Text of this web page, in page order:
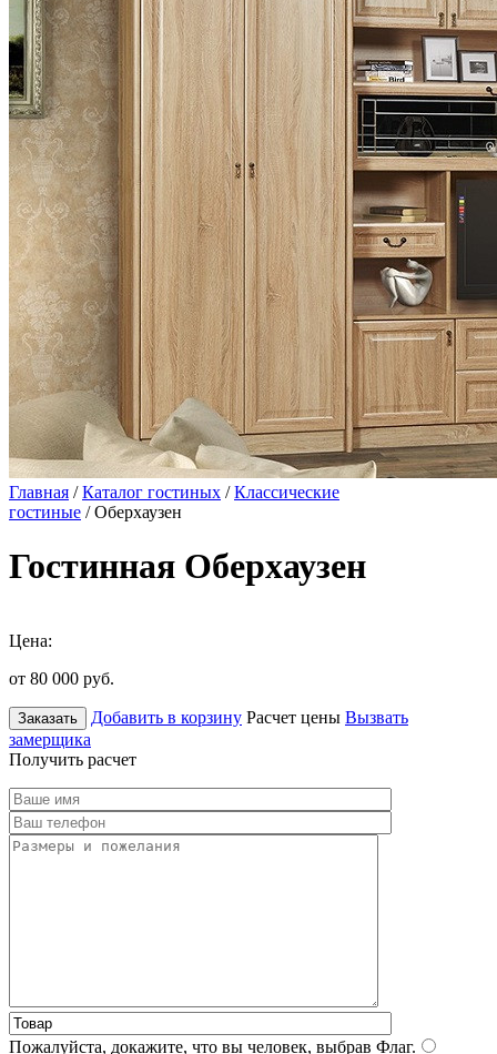
Главная /Каталог гостиных /Классические
гостиные / Оберхаузен
Гостинная Оберхаузен
Цена:
от 80 000 руб.
Заказать Добавить в корзину Расчет цены Вызвать
замерщика
Получить расчет
Пожалуйста, докажите, что вы человек, выбрав Флаг.